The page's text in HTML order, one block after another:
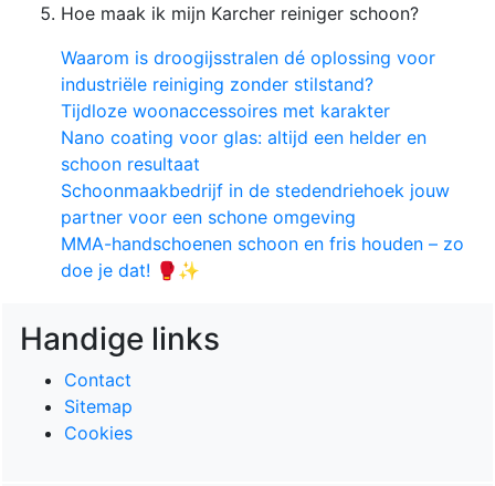
Hoe maak ik mijn Karcher reiniger schoon?
Waarom is droogijsstralen dé oplossing voor
industriële reiniging zonder stilstand?
Tijdloze woonaccessoires met karakter
Nano coating voor glas: altijd een helder en
schoon resultaat
Schoonmaakbedrijf in de stedendriehoek jouw
partner voor een schone omgeving
MMA-handschoenen schoon en fris houden – zo
doe je dat! 🥊✨
Handige links
Contact
Sitemap
Cookies